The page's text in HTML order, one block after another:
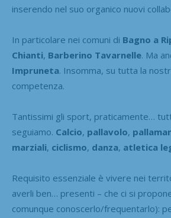
inserendo nel suo organico nuovi
In particolare nei comuni di Bagno a
Chianti, Barberino Tavarnelle. Ma
Impruneta. Insomma, su tutta la
competenza.
Tantissimi gli sport, praticamente…
seguiamo. Calcio, pallavolo,
marziali, ciclismo, danza, atletica
Requisito essenziale è vivere nei
averli ben… presenti – che ci si
comunque conoscerlo/frequentarlo):